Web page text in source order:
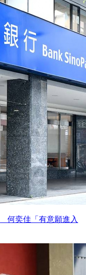
何奕佳「有意願進入